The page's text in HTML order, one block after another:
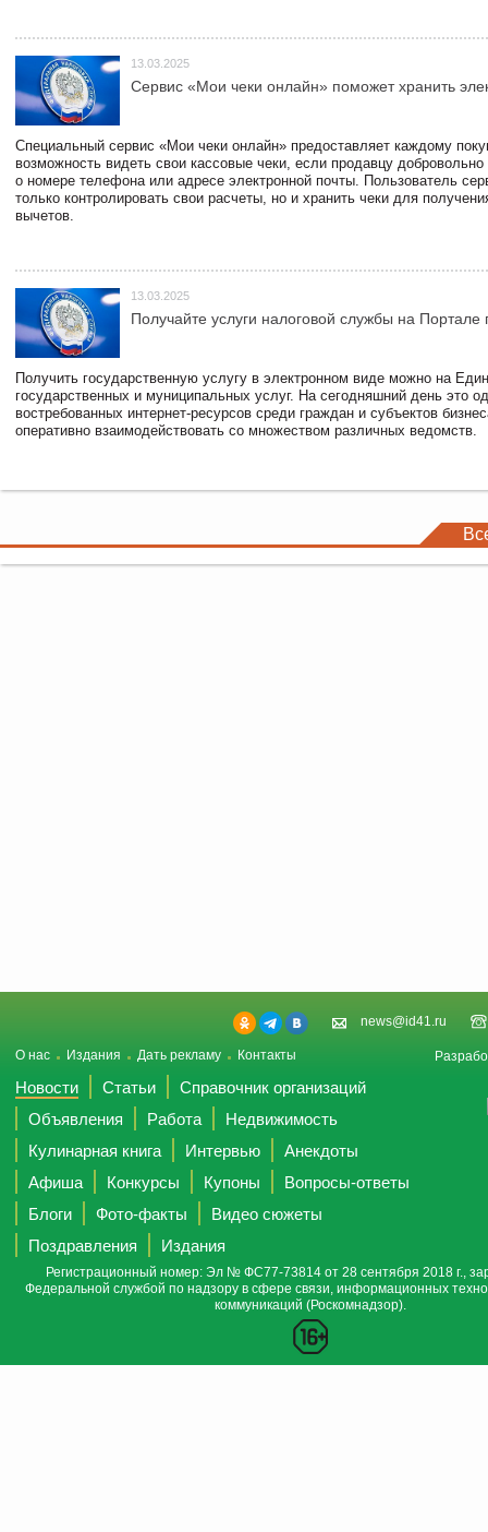
13.03.2025
Сервис «Мои чеки онлайн» поможет хранить
Специальный сервис «Мои чеки онлайн» предоставляет каждому
возможность видеть свои кассовые чеки, если продавцу
о номере телефона или адресе электронной почты. Пользователь
только контролировать свои расчеты, но и хранить чеки для
вычетов.
13.03.2025
Получайте услуги налоговой службы на Портале
Получить государственную услугу в электронном виде можно на
государственных и муниципальных услуг. На сегодняшний день это
востребованных интернет-ресурсов среди граждан и субъектов
оперативно взаимодействовать со множеством различных ведомств.
news@id41.ru
О нас Издания Дать рекламу Контакты
Новости Статьи
Справочник организаций
Объявления
Работа
Недвижимость
Кулинарная книга
Интервью
Анекдоты
Афиша
Конкурсы Купоны
Вопросы-ответы
Блоги
Фото-факты
Видео сюжеты
Поздравления
Издания
Регистрационный номер: Эл № ФС77-73814 от 28 сентября 2018 г.,
Федеральной службой по надзору в сфере связи, информационных
коммуникаций (Роскомнадзор).